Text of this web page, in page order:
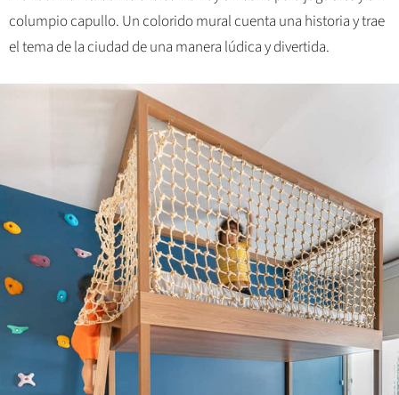
columpio capullo. Un colorido mural cuenta una historia y trae
el tema de la ciudad de una manera lúdica y divertida.